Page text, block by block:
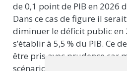
de 0,1 point de PIB en 2026
Dans ce cas de figure il
diminuer le déficit public
s’établir à 5,5 % du PIB. Ce
être pris avec prudence car
scénario décrit ci-dessus, les